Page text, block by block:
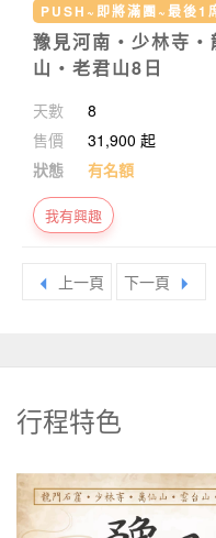
PUSH~即將滿團~最後1
豫見河南‧少林寺‧
山‧老君山8日
8
31,900 起
有名額
我有興趣
arrow_left 上一頁 下一頁 arrow_right
行程特色